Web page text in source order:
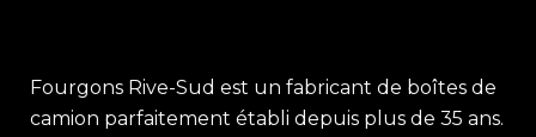
Fourgons Rive-Sud est un fabricant de boîtes de
camion parfaitement établi depuis plus de 35 ans.